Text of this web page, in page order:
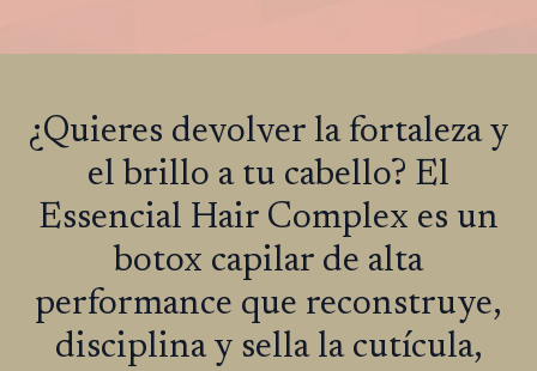
¿Quieres devolver la fortaleza y
el brillo a tu cabello? El
Essencial Hair Complex es un
botox capilar de alta
performance que reconstruye,
disciplina y sella la cutícula,